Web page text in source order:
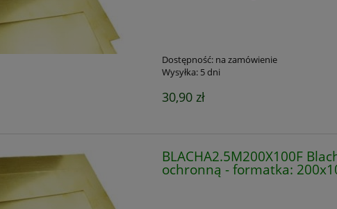
Dostępność: na zamówienie
Wysyłka: 5 dni
30,90 zł
BLACHA2.5M200X100F
ochronną - formatka: